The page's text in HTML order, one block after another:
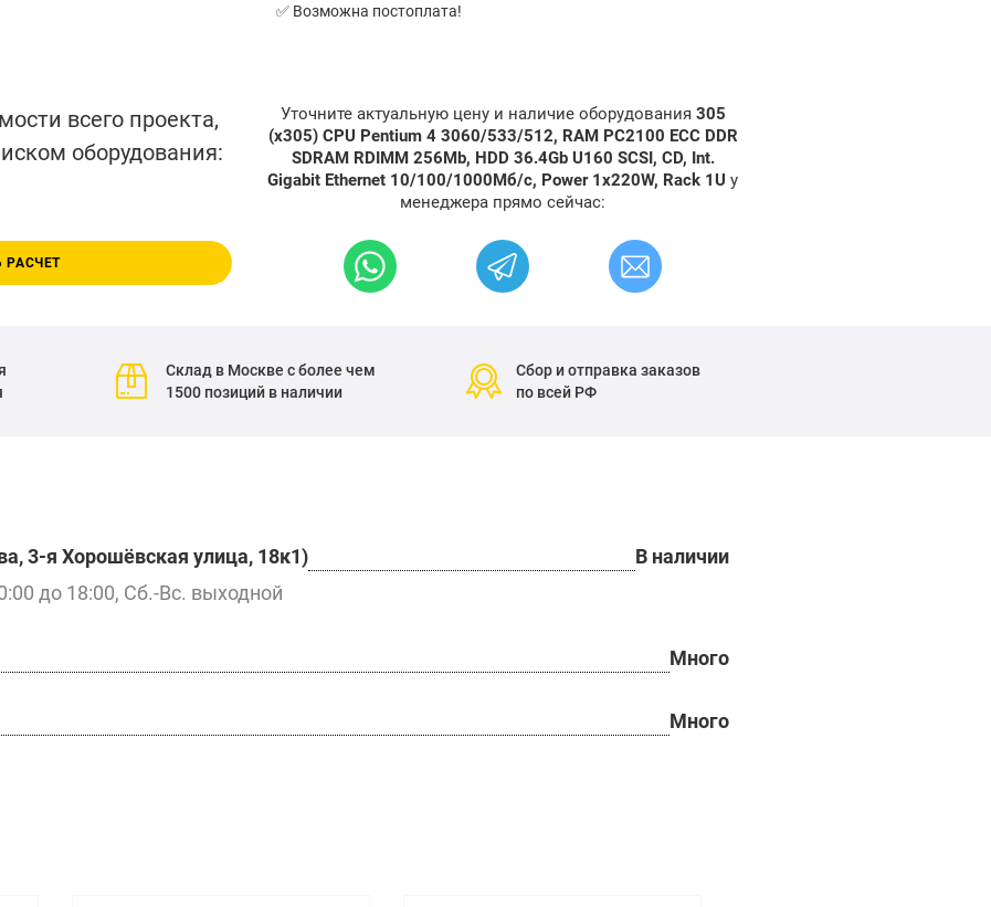
✅ Возможна постоплата!
всего проекта,
оборудования:
РАСЧЕТ
Уточните актуальную цену и наличие оборудования 305
(x305) CPU Pentium 4 3060/533/512, RAM PC2100 ECC DDR
SDRAM RDIMM 256Mb, HDD 36.4Gb U160 SCSI, CD, Int.
Gigabit Ethernet 10/100/1000Мб/с, Power 1x220W, Rack 1U у
менеджера прямо сейчас:
Склад в Москве с более чем
1500 позиций в наличии
Сбор и отправка заказов
по всей РФ
3-я Хорошёвская улица, 18к1)
В наличии
до 18:00, Сб.-Вс. выходной
Много
Много